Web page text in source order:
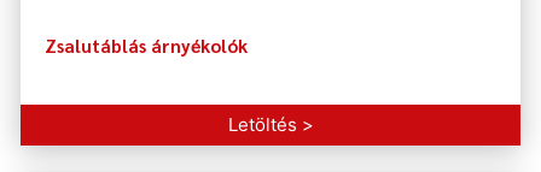
Zsalutáblás árnyékolók
Letöltés >